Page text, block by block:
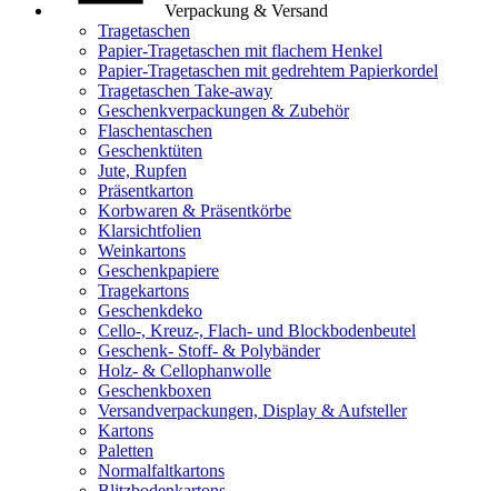
Verpackung & Versand
Tragetaschen
Papier-Tragetaschen mit flachem Henkel
Papier-Tragetaschen mit gedrehtem Papierkordel
Tragetaschen Take-away
Geschenkverpackungen & Zubehör
Flaschentaschen
Geschenktüten
Jute, Rupfen
Präsentkarton
Korbwaren & Präsentkörbe
Klarsichtfolien
Weinkartons
Geschenkpapiere
Tragekartons
Geschenkdeko
Cello-, Kreuz-, Flach- und Blockbodenbeutel
Geschenk- Stoff- & Polybänder
Holz- & Cellophanwolle
Geschenkboxen
Versandverpackungen, Display & Aufsteller
Kartons
Paletten
Normalfaltkartons